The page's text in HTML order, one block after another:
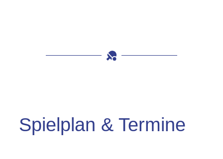
Spielplan & Termine